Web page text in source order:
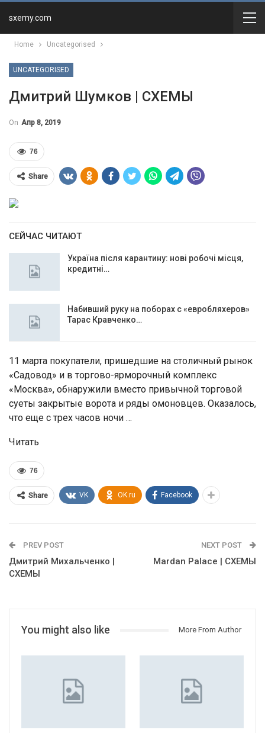
sxemy.com
Home Uncategorised
UNCATEGORISED
Дмитрий Шумков | СХЕМЫ
On Апр 8, 2019
76
Share
СЕЙЧАС ЧИТАЮТ
Україна після карантину: нові робочі місця,
кредитні…
Набивший руку на поборах с «евробляхеров»
Тарас Кравченко…
11 марта покупатели, пришедшие на столичный рынок
«Садовод» и в торгово-ярморочный комплекс
«Москва», обнаружили вместо привычной торговой
суеты закрытые ворота и ряды омоновцев. Оказалось,
что еще с трех часов ночи …
Читать
76
Share VK OK.ru Facebook
PREV POST
Дмитрий Михальченко |
СХЕМЫ
NEXT POST
Mardan Palace | СХЕМЫ
You might also like More From Author